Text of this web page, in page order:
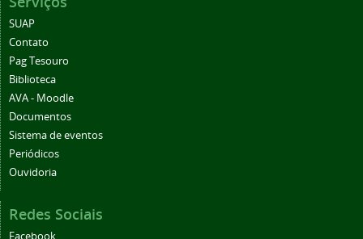
SUAP
Contato
Pag Tesouro
Biblioteca
AVA - Moodle
Documentos
Sistema de eventos
Periódicos
Ouvidoria
Redes Sociais